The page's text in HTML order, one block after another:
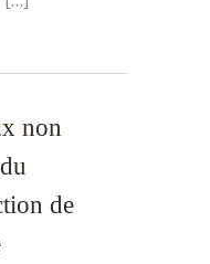
non
de